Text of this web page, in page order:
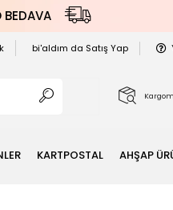
bi'aldım da Satış Yap
KARTPOSTAL AHŞAP